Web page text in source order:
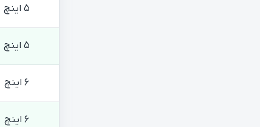
5 اینچ
5 اینچ
6 اینچ
6 اینچ